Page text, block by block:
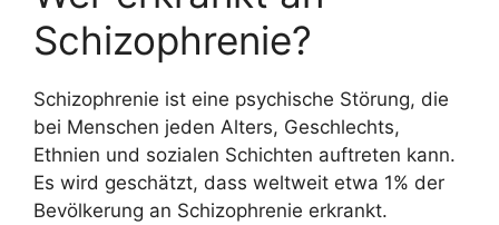
Schizophrenie?
Schizophrenie ist eine psychische Störung, die
bei Menschen jeden Alters, Geschlechts,
Ethnien und sozialen Schichten auftreten kann.
Es wird geschätzt, dass weltweit etwa 1% der
Bevölkerung an Schizophrenie erkrankt.